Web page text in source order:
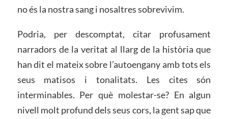
no és la nostra sang i nosaltres sobrevivim.
Podria, per descomptat, citar profusament
narradors de la veritat al llarg de la història que
han dit el mateix sobre l’autoengany amb tots els
seus matisos i tonalitats. Les cites són
interminables. Per què molestar-se? En algun
nivell molt profund dels seus cors, la gent sap que